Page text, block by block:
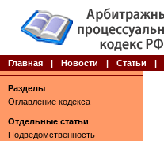
Главная | Новости | Статьи |
Разделы
Оглавление кодекса
Отдельные статьи
Подведомственность